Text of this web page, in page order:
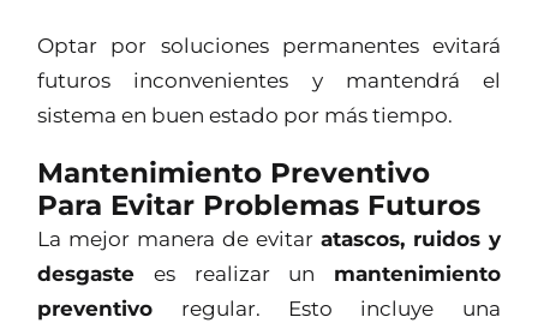
Optar por soluciones permanentes evitará
futuros inconvenientes y mantendrá el
sistema en buen estado por más tiempo.
Mantenimiento Preventivo
Para Evitar Problemas Futuros
La mejor manera de evitar atascos, ruidos y
desgaste es realizar un mantenimiento
preventivo regular. Esto incluye una